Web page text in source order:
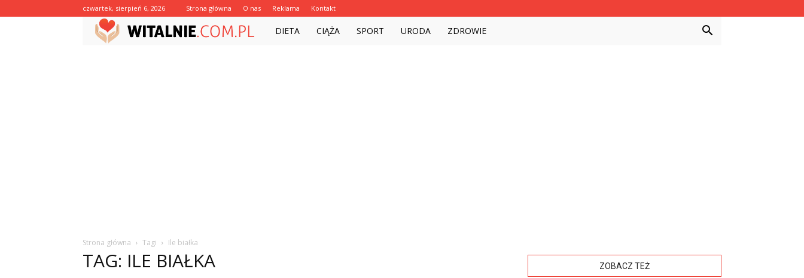
czwartek, sierpień 6, 2026 Strona główna O nas Reklama Kontakt
Witalnie.com.pl
DIETA CIĄŻA SPORT URODA ZDROWIE
Strona główna Tagi Ile białka
TAG: ILE BIAŁKA ZOBACZ TEŻ